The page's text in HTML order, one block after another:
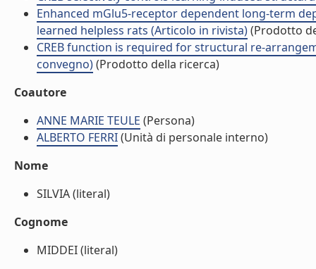
Enhanced mGlu5-receptor dependent long-term
learned helpless rats (Articolo in rivista)(Prodotto
CREB function is required for structural re-
convegno)(Prodotto della ricerca)
Coautore
ANNE MARIE TEULE (Persona)
ALBERTO FERRI(Unità di personale interno)
Nome
SILVIA (literal)
Cognome
MIDDEI (literal)